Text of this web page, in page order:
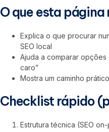
O que esta página
Explica o que procurar
SEO local
Ajuda a comparar opções
caro”
Mostra um caminho
Checklist rápido
Estrutura técnica (SEO